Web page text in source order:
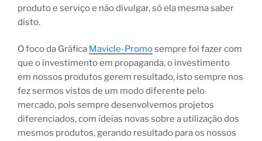
produto e serviço e não divulgar, só ela mesma saber
disto.
O foco da Gráfica Mavicle-Promosempre foi fazer com
que o investimento em propaganda, o investimento
em nossos produtos gerem resultado, isto sempre nos
fez sermos vistos de um modo diferente pelo
mercado, pois sempre desenvolvemos projetos
diferenciados, com ideias novas sobre a utilização dos
mesmos produtos, gerando resultado para os nossos